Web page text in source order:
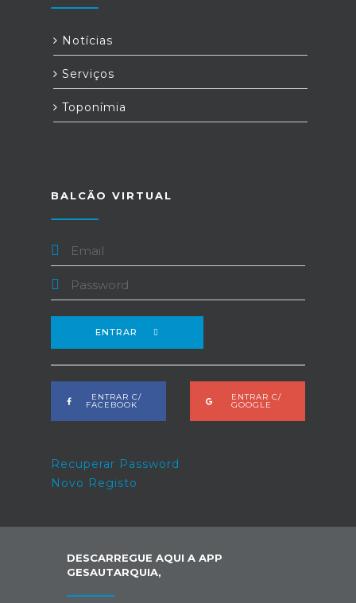
Notícias
Serviços
Toponímia
BALCÃO VIRTUAL
ENTRAR
ENTRAR C/
FACEBOOK
ENTRAR C/
GOOGLE
Recuperar Password
Novo Registo
DESCARREGUE AQUI A APP
GESAUTARQUIA,